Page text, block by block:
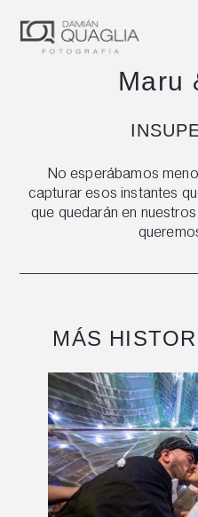
Maru
No esperábamos
capturar esos instantes
que quedarán en nuestros
MÁS